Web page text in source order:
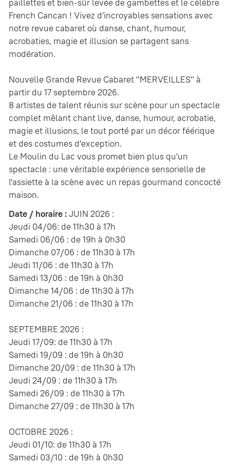
paillettes et bien-sûr levée de gambettes et le célèbre
French Cancan ! Vivez d'incroyables sensations avec
notre revue cabaret où danse, chant, humour,
acrobaties, magie et illusion se partagent sans
modération.
Nouvelle Grande Revue Cabaret "MERVEILLES" à
partir du 17 septembre 2026.
8 artistes de talent réunis sur scène pour un spectacle
complet mêlant chant live, danse, humour, acrobatie,
magie et illusions, le tout porté par un décor féérique
et des costumes d'exception.
Le Moulin du Lac vous promet bien plus qu'un
spectacle : une véritable expérience sensorielle de
l'assiette à la scène avec un repas gourmand concocté
maison.
Date / horaire :JUIN 2026 :
Jeudi 04/06: de 11h30 à 17h
Samedi 06/06 : de 19h à 0h30
Dimanche 07/06 : de 11h30 à 17h
Jeudi 11/06 : de 11h30 à 17h
Samedi 13/06 : de 19h à 0h30
Dimanche 14/06 : de 11h30 à 17h
Dimanche 21/06 : de 11h30 à 17h
SEPTEMBRE 2026 :
Jeudi 17/09: de 11h30 à 17h
Samedi 19/09 : de 19h à 0h30
Dimanche 20/09 : de 11h30 à 17h
Jeudi 24/09 : de 11h30 à 17h
Samedi 26/09 : de 11h30 à 17h
Dimanche 27/09 : de 11h30 à 17h
OCTOBRE 2026 :
Jeudi 01/10: de 11h30 à 17h
Samedi 03/10 : de 19h à 0h30